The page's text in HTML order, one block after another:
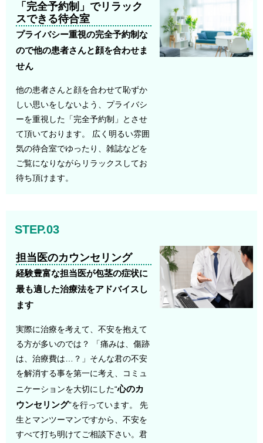
「完全予約制」でリラック
スできる待合室
プライバシー重視の完全予約制な
ので他の患者さんと顔を合わせま
せん
他の患者さんと顔を合わせて恥ずか
しい思いをしないよう、プライバシ
ーを重視した「完全予約制」とさせ
て頂いております。 広く明るい雰囲
気の待合室でゆったり、雑誌などを
ご覧になりながらリラックスしてお
待ち頂けます。
STEP.03
担当医のカウンセリング
経験豊富な担当医が包茎の症状に
最も適した治療法をアドバイスし
ます
実際に治療を考えて、不安を抱えて
る方が多いのでは？ 「痛みは、傷跡
は、治療費は…？」そんな君の不安
を解消する事を第一に考え、コミュ
ニケーションを大切にした“心のカ
ウンセリング”を行っています。 先
生とマンツーマンですから、不安を
すべて打ち明けてご相談下さい。君